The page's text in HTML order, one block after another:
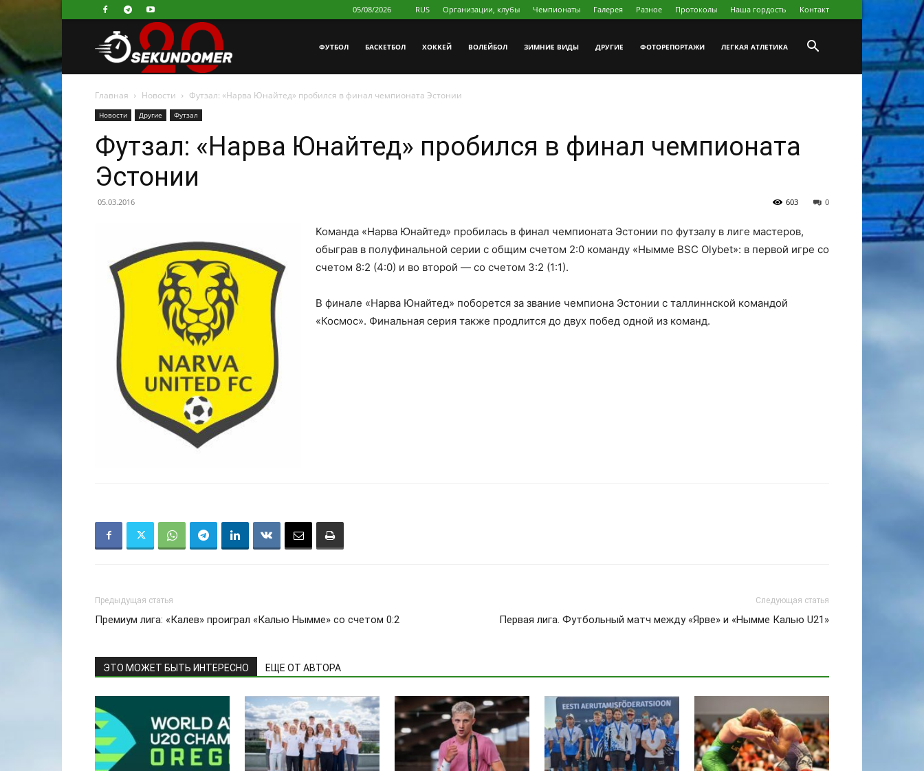
05/08/2026 RUS Организации, клубы Чемпионаты Галерея Разное Протоколы Наша гордость Koнтакт
ФУТБОЛ БAСКЕТБОЛ ХОККЕЙ ВОЛЕЙБОЛ ЗИМНИЕ ВИДЫ ДРУГИЕ ФОТОРЕПОРТАЖИ ЛЕГКАЯ АТЛЕТИКА
Главная Новости Футзал: «Нарва Юнайтед» пробился в финал чемпионата Эстонии
Новости Другие Футзал
Футзал: «Нарва Юнайтед» пробился в финал чемпионата
Эстонии
05.03.2016 0
603
Команда «Нарва Юнайтед» пробилась в финал чемпионата Эстонии по футзалу в лиге мастеров,
обыграв в полуфинальной серии с общим счетом 2:0 команду «Нымме BSC Olybet»: в первой игре со
счетом 8:2 (4:0) и во второй — со счетом 3:2 (1:1).
В финале «Нарва Юнайтед» поборется за звание чемпиона Эстонии с таллиннской командой
«Космос». Финальная серия также продлится до двух побед одной из команд.
Предыдущая статья
Премиум лига: «Калев» проиграл «Калью Нымме» со счетом 0:2
Следующая статья
Первая лига. Футбольный матч между «Ярве» и «Нымме Калью U21»
ЭТО МОЖЕТ БЫТЬ ИНТЕРЕСНО ЕЩЕ ОТ АВТОРА